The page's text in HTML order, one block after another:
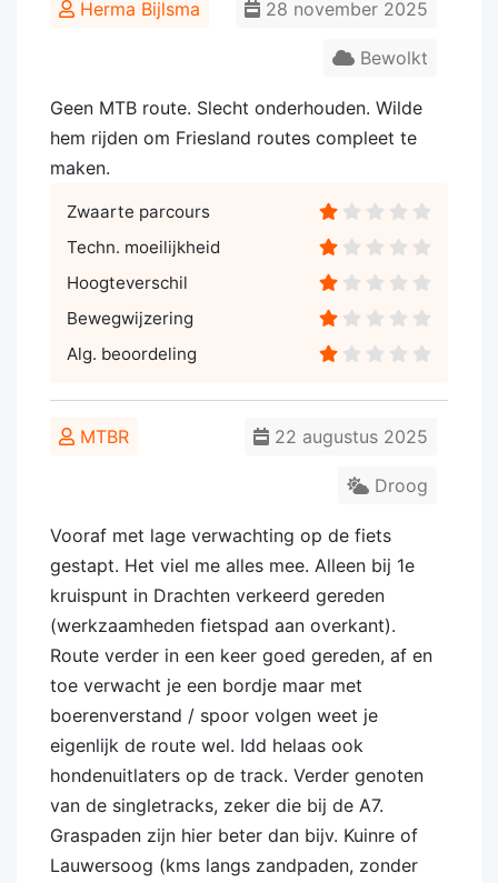
Herma Bijlsma 28 november 2025
Bewolkt
Geen MTB route. Slecht onderhouden. Wilde
hem rijden om Friesland routes compleet te
maken.
Zwaarte parcours
Techn. moeilijkheid
Hoogteverschil
Bewegwijzering
Alg. beoordeling
MTBR 22 augustus 2025
Droog
Vooraf met lage verwachting op de fiets
gestapt. Het viel me alles mee. Alleen bij 1e
kruispunt in Drachten verkeerd gereden
(werkzaamheden fietspad aan overkant).
Route verder in een keer goed gereden, af en
toe verwacht je een bordje maar met
boerenverstand / spoor volgen weet je
eigenlijk de route wel. Idd helaas ook
hondenuitlaters op de track. Verder genoten
van de singletracks, zeker die bij de A7.
Graspaden zijn hier beter dan bijv. Kuinre of
Lauwersoog (kms langs zandpaden, zonder